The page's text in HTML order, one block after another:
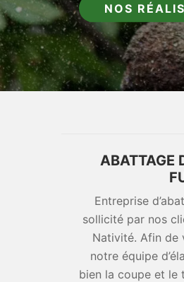
NOS
ABATTAGE
Entreprise
sollicité par nos
Nativité. Afin de
notre équipe
bien la coupe et le